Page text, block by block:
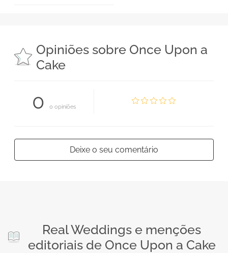
Opiniões sobre Once Upon a
Cake
0 0 opiniões
Deixe o seu comentário
Real Weddings e menções
editoriais de Once Upon a Cake